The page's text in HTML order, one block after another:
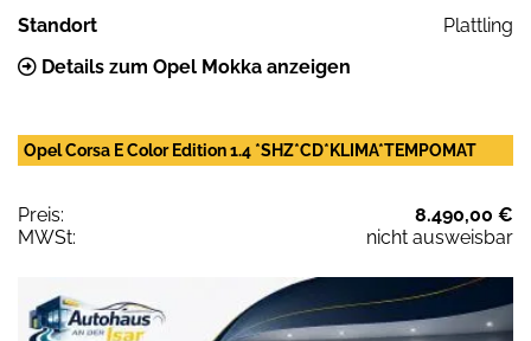
Standort
Plattling
Details zum Opel Mokka anzeigen
Opel Corsa E Color Edition 1.4 *SHZ*CD*KLIMA*TEMPOMAT
Preis:
8.490,00 €
MWSt:
nicht ausweisbar